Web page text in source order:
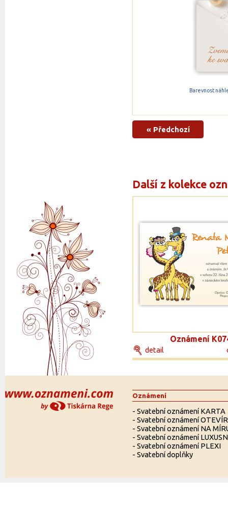
Barevnost
« Předchozí
Další z kolekce
Oznámení
detail
Oznámení
- Svatební oznámení KARTA
- Svatební oznámení
- Svatební oznámení NA
- Svatební oznámení
- Svatební oznámení PLEXI
- Svatební doplňky